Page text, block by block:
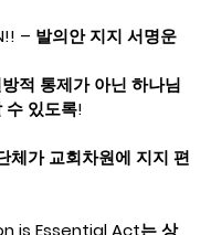
– 발의안 지지 서명운
적 통제가 아닌 하나님
수 있도록!
체가 교회차원에 지지 편
is Essential Act는 상